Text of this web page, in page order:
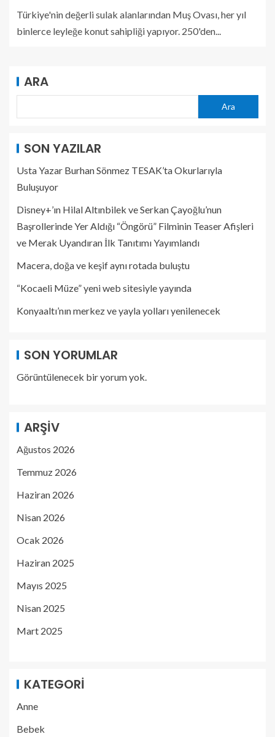
Türkiye'nin değerli sulak alanlarından Muş Ovası, her yıl
binlerce leyleğe konut sahipliği yapıyor. 250'den...
ARA
Ara
SON YAZILAR
Usta Yazar Burhan Sönmez TESAK’ta Okurlarıyla
Buluşuyor
Disney+’ın Hilal Altınbilek ve Serkan Çayoğlu’nun
Başrollerinde Yer Aldığı “Öngörü” Filminin Teaser Afişleri
ve Merak Uyandıran İlk Tanıtımı Yayımlandı
Macera, doğa ve keşif aynı rotada buluştu
“Kocaeli Müze” yeni web sitesiyle yayında
Konyaaltı’nın merkez ve yayla yolları yenilenecek
SON YORUMLAR
Görüntülenecek bir yorum yok.
ARŞIV
Ağustos 2026
Temmuz 2026
Haziran 2026
Nisan 2026
Ocak 2026
Haziran 2025
Mayıs 2025
Nisan 2025
Mart 2025
KATEGORI
Anne
Bebek